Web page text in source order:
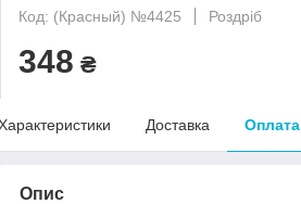
Код: (Красный) №4425
Роздріб
348 ₴
Доставка Оплата
Опис